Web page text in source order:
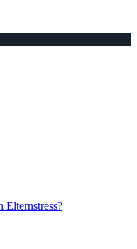
Elternstress?